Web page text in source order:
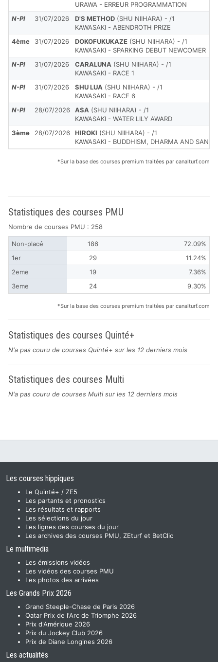
URAWA - ERREUR PROGRAMMATION
N-Pl
31/07/2026 D'S METHOD (SHU NIIHARA) - /1
KAWASAKI - ABENDROTH PRIZE
4ème
31/07/2026 DOKOFUKUKAZE (SHU NIIHARA) - /1
KAWASAKI - SPARKING DEBUT NEWCOMER
N-Pl
31/07/2026 CARALUNA (SHU NIIHARA) - /1
KAWASAKI - RACE 1
N-Pl
31/07/2026 SHU LUA (SHU NIIHARA) - /1
KAWASAKI - RACE 6
N-Pl
28/07/2026 ASA (SHU NIIHARA) - /1
KAWASAKI - WATER LILY AWARD
3ème
28/07/2026 HIROKI (SHU NIIHARA) - /1
KAWASAKI - BUDDHISM, DHARMA AND
*Sur la base des courses premium traitées par canalturf.com
Statistiques des courses PMU
Nombre de courses PMU : 258
Non-placé 186
72.09%
1er
29
11.24%
2eme
19
7.36%
3eme
24 9.30%
*Sur la base des courses premium traitées par canalturf.com
Statistiques des courses Quinté+
N'a pas couru de courses Quinté+ sur les 12 derniers mois
Statistiques des courses Multi
N'a pas couru de courses Multi sur les 12 derniers mois
Les courses hippiques
Le Quinté+ / ZE5
Les partants et pronostics
Les résultats et rapports
Les sélections du jour
Les lignes des courses du jour
Les archives des courses PMU, ZEturf et BetClic
Le multimedia
Les émissions vidéos
Les vidéos des courses PMU
Les photos des arrivées
Les Grands Prix 2026
Grand Steeple-Chase de Paris 2026
Qatar Prix de l'Arc de Triomphe 2026
Prix d'Amérique 2026
Prix du Jockey Club 2026
Prix de Diane Longines 2026
Les actualités